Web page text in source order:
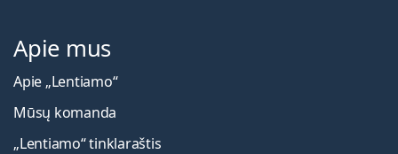
Apie mus
Apie „Lentiamo“
Mūsų komanda
„Lentiamo“ tinklaraštis